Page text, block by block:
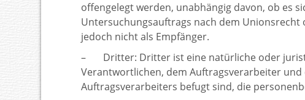
offengelegt werden, unabhängig davon, ob es
Untersuchungsauftrags nach dem
jedoch nicht als Empfänger.
– Dritter: Dritter ist eine natürliche oder
Verantwortlichen, dem Auftragsverarbeiter
Auftragsverarbeiters befugt sind, die